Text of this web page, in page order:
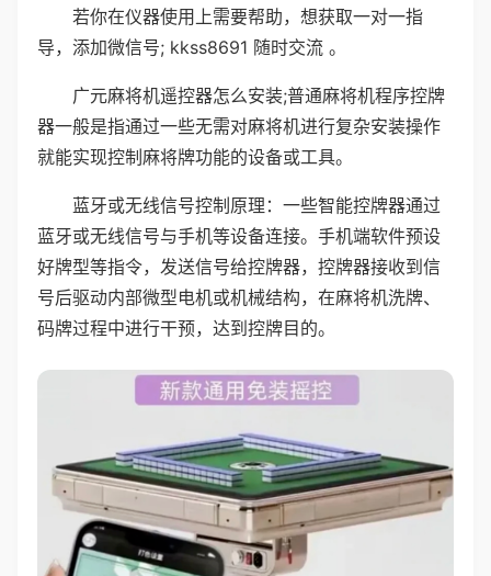
若你在仪器使用上需要帮助，想获取一对一指
导，添加微信号; kkss8691 随时交流 。
广元麻将机遥控器怎么安装;普通麻将机程序控牌
器一般是指通过一些无需对麻将机进行复杂安装操作
就能实现控制麻将牌功能的设备或工具。
蓝牙或无线信号控制原理：一些智能控牌器通过
蓝牙或无线信号与手机等设备连接。手机端软件预设
好牌型等指令，发送信号给控牌器，控牌器接收到信
号后驱动内部微型电机或机械结构，在麻将机洗牌、
码牌过程中进行干预，达到控牌目的。